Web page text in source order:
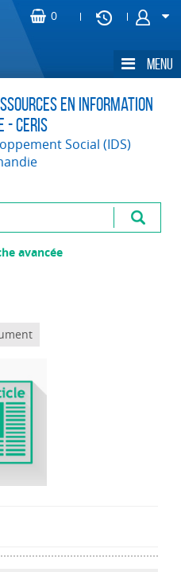
en Information
CERIS
Social (IDS)
avancée